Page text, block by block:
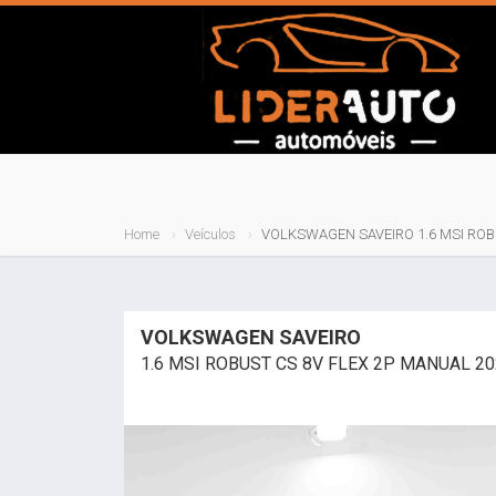
Home Veículos VOLKSWAGEN SAVEIRO 1.6 MSI
VOLKSWAGEN SAVEIRO
1.6 MSI ROBUST CS 8V FLEX 2P MANUAL